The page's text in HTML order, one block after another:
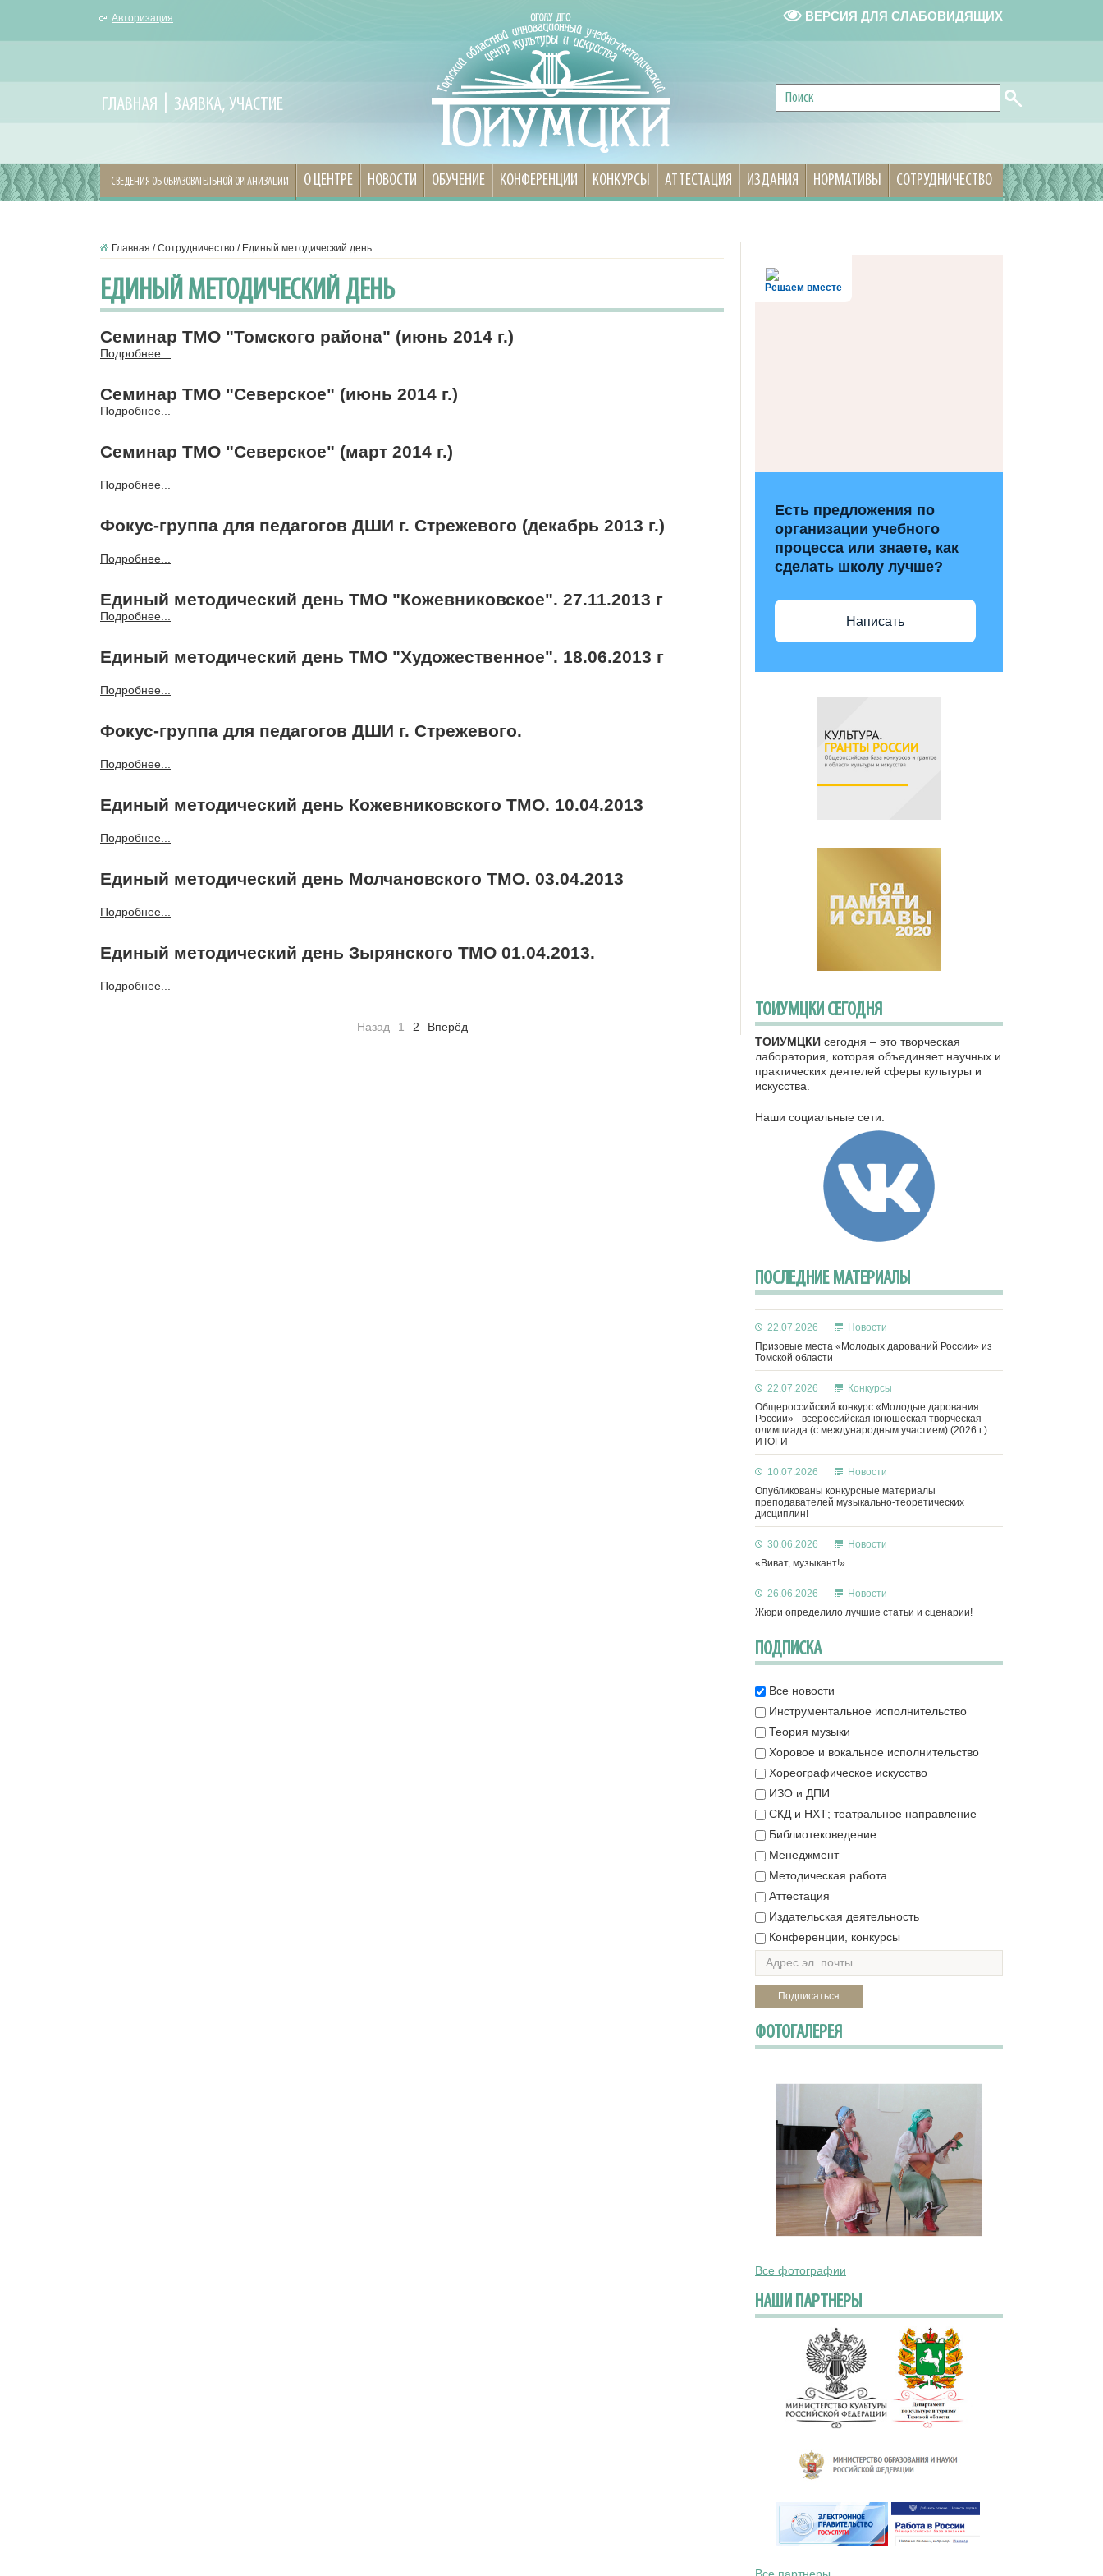
Авторизация
ГЛАВНАЯ ЗАЯВКА, УЧАСТИЕ
ВЕРСИЯ ДЛЯ СЛАБОВИДЯЩИХ
СВЕДЕНИЯ ОБ ОБРАЗОВАТЕЛЬНОЙ ОРГАНИЗАЦИИ О ЦЕНТРЕ НОВОСТИ ОБУЧЕНИЕ КОНФЕРЕНЦИИ КОНКУРСЫ АТТЕСТАЦИЯ ИЗДАНИЯ НОРМАТИВЫ СОТРУДНИЧЕСТВО
Главная /Сотрудничество / Единый методический день
ЕДИНЫЙ МЕТОДИЧЕСКИЙ ДЕНЬ
Семинар ТМО "Томского района" (июнь 2014 г.)
Подробнее...
Семинар ТМО "Северское" (июнь 2014 г.)
Подробнее...
Семинар ТМО "Северское" (март 2014 г.)
Подробнее...
Фокус-группа для педагогов ДШИ г. Стрежевого (декабрь 2013 г.)
Подробнее...
Единый методический день ТМО "Кожевниковское". 27.11.2013 г
Подробнее...
Единый методический день ТМО "Художественное". 18.06.2013 г
Подробнее...
Фокус-группа для педагогов ДШИ г. Стрежевого.
Подробнее...
Единый методический день Кожевниковского ТМО. 10.04.2013
Подробнее...
Единый методический день Молчановского ТМО. 03.04.2013
Подробнее...
Единый методический день Зырянского ТМО 01.04.2013.
Подробнее...
Назад 1 2 Вперёд
Решаем вместе
Есть предложения по
организации учебного
процесса или знаете, как
сделать школу лучше?
Написать
ТОИУМЦКИ СЕГОДНЯ
ТОИУМЦКИ сегодня – это творческая
лаборатория, которая объединяет научных и
практических деятелей сферы культуры и
искусства.
Наши социальные сети:
ПОСЛЕДНИЕ МАТЕРИАЛЫ
22.07.2026
Новости
Призовые места «Молодых дарований России» из
Томской области
22.07.2026
Конкурсы
Общероссийский конкурс «Молодые дарования
России» - всероссийская юношеская творческая
олимпиада (с международным участием) (2026 г.).
ИТОГИ
10.07.2026
Новости
Опубликованы конкурсные материалы
преподавателей музыкально-теоретических
дисциплин!
30.06.2026
Новости
«Виват, музыкант!»
26.06.2026
Новости
Жюри определило лучшие статьи и сценарии!
ПОДПИСКА
Все новости
Инструментальное исполнительство
Теория музыки
Хоровое и вокальное исполнительство
Хореографическое искусство
ИЗО и ДПИ
СКД и НХТ; театральное направление
Библиотековедение
Менеджмент
Методическая работа
Аттестация
Издательская деятельность
Конференции, конкурсы
ФОТОГАЛЕРЕЯ
Все фотографии
НАШИ ПАРТНЕРЫ